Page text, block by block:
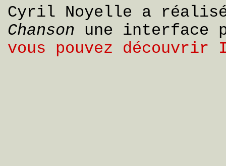
Cyril Noyelle a
Chanson une interface
vous pouvez découvrir